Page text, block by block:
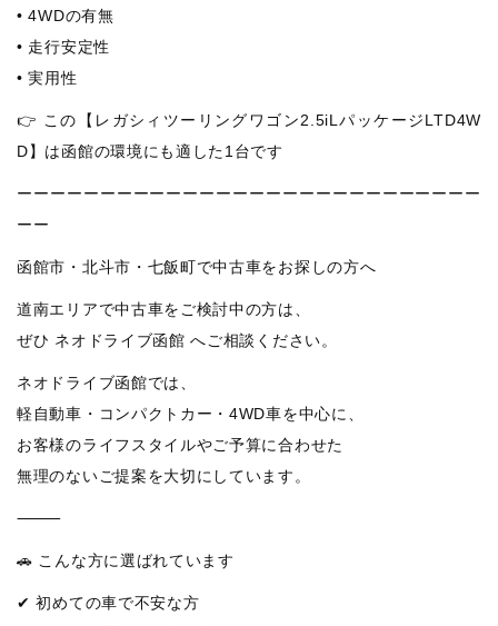
• 4WDの有無
• 走行安定性
• 実用性
👉 この【レガシィツーリングワゴン2.5iLパッケージLTD4W
D】は函館の環境にも適した1台です
ーーーーーーーーーーーーーーーーーーーーーーーーーーーー
ーー
函館市・北斗市・七飯町で中古車をお探しの方へ
道南エリアで中古車をご検討中の方は、
ぜひ ネオドライブ函館 へご相談ください。
ネオドライブ函館では、
軽自動車・コンパクトカー・4WD車を中心に、
お客様のライフスタイルやご予算に合わせた
無理のないご提案を大切にしています。
⸻
🚗 こんな方に選ばれています
✔ 初めての車で不安な方